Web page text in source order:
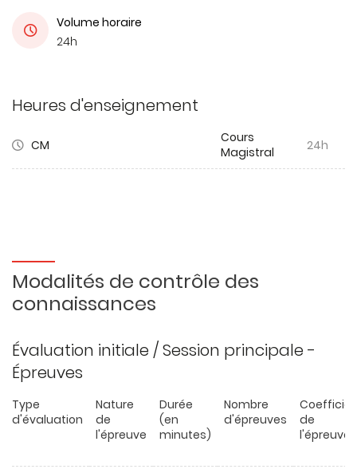
Volume horaire
24h
Heures d'enseignement
CM
Cours
Magistral
24h
Modalités de contrôle des
connaissances
Évaluation initiale / Session principale -
Épreuves
Type
d'évaluation
Nature
de
l'épreuve
Durée
(en
minutes)
Nombre
d'épreuves
de
l'épreuve